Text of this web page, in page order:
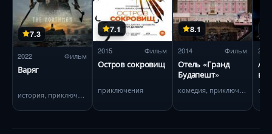
7.3
2022 Фильм
Варяг
7.1
2015 Фильм
Остров сокровищ
приключения
8.1
2014 Фильм
Отель «Гранд
Будапешт»
2022